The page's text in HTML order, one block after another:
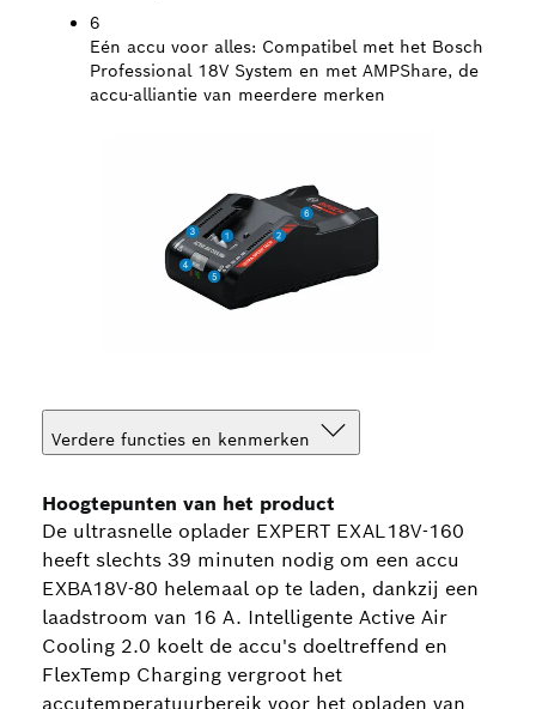
6
Eén accu voor alles: Compatibel met het Bosch
Professional 18V System en met AMPShare, de
accu-alliantie van meerdere merken
Verdere functies en kenmerken
Hoogtepunten van het product
De ultrasnelle oplader EXPERT EXAL18V-160
heeft slechts 39 minuten nodig om een accu
EXBA18V-80 helemaal op te laden, dankzij een
laadstroom van 16 A. Intelligente Active Air
Cooling 2.0 koelt de accu's doeltreffend en
FlexTemp Charging vergroot het
accutemperatuurbereik voor het opladen van